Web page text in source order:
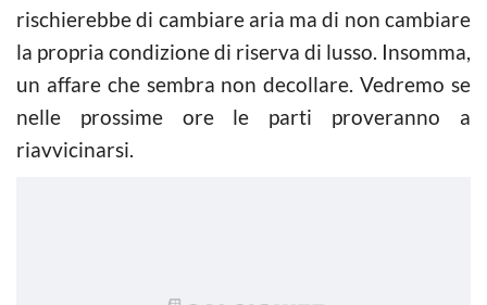
rischierebbe di cambiare aria ma di non cambiare
la propria condizione di riserva di lusso. Insomma,
un affare che sembra non decollare. Vedremo se
nelle prossime ore le parti proveranno a
riavvicinarsi.